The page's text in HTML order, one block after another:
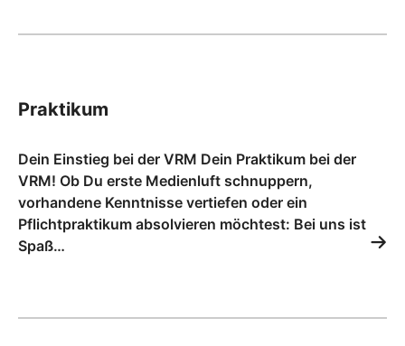
Praktikum
Dein Einstieg bei der VRM Dein Praktikum bei der
VRM! Ob Du erste Medienluft schnuppern,
vorhandene Kenntnisse vertiefen oder ein
Pflichtpraktikum absolvieren möchtest: Bei uns ist
Spaß…